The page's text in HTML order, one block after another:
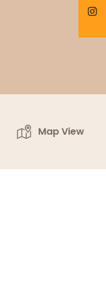
Map View